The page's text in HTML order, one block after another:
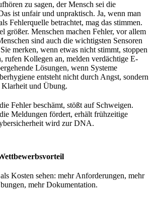
zu sagen, der Mensch sei die
ist unfair und unpraktisch. Ja, wenn man
Fehlerquelle betrachtet, mag das stimmen.
größer. Menschen machen Fehler, vor allem
sind auch die wichtigsten Sensoren
merken, wenn etwas nicht stimmt, stoppen
rufen Kollegen an, melden verdächtige E-
Lösungen, wenn Systeme
entsteht nicht durch Angst, sondern
und Übung.
Fehler beschämt, stößt auf Schweigen.
Meldungen fördert, erhält frühzeitige
wird zur DNA.
Kosten sehen: mehr Anforderungen, mehr
mehr Dokumentation.